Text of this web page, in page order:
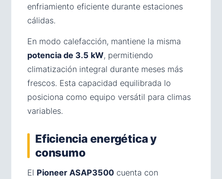
enfriamiento eficiente durante estaciones
cálidas.
En modo calefacción, mantiene la misma
potencia de 3.5 kW, permitiendo
climatización integral durante meses más
frescos. Esta capacidad equilibrada lo
posiciona como equipo versátil para climas
variables.
Eficiencia energética y
consumo
El Pioneer ASAP3500 cuenta con